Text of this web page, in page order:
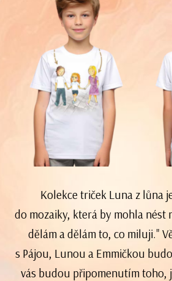
Kolekce triček Luna z lůna
do mozaiky, která by mohla nést
dělám a dělám to, co miluji."
s Pájou, Lunou a Emmičkou
vás budou připomenutím toho,